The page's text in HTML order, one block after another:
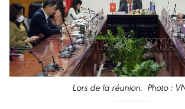
Lors de la réunion. Photo :